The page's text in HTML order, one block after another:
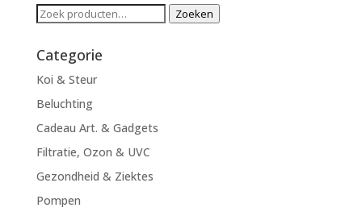
Zoeken
Zoeken
Categorie
Koi & Steur
Beluchting
Cadeau Art. & Gadgets
Filtratie, Ozon & UVC
Gezondheid & Ziektes
Pompen